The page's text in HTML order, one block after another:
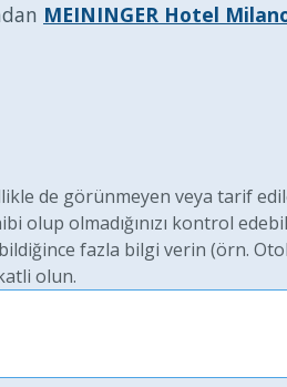
MEININGER Hotel
de görünmeyen veya tarif
olup olmadığınızı kontrol
fazla bilgi verin (örn.
olun.